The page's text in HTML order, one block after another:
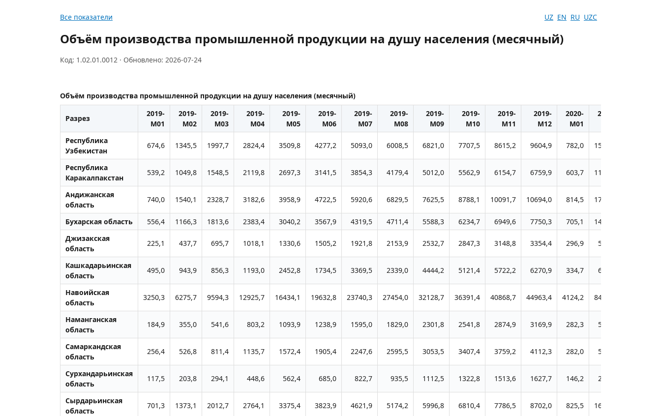
Все показатели UZ EN RU UZC
Объём производства промышленной продукции на душу населения (месячный)
Код: 1.02.01.0012 · Обновлено: 2026-07-24
Объём производства промышленной продукции на душу населения (месячный)
Разрез
2019-
M01
2019-
M02
2019-
M03
2019-
M04
2019-
M05
2019-
M06
2019-
M07
2019-
M08
2019-
M09
2019-
M10
2019-
M11
2019-
M12
2020-
M01
2020-
Республика
Узбекистан
674,6 1345,5 1997,7 2824,4 3509,8 4277,2 5093,0 6008,5 6821,0 7707,5 8615,2 9604,9 782,0 1534,6
Республика
Каракалпакстан
539,2 1049,8 1548,5 2119,8 2697,3 3141,5 3854,3 4179,4 5012,0 5562,9 6154,7 6759,9 603,7 1156,9
Андижанская
область
740,0 1540,1 2328,7 3182,6 3958,9 4722,5 5920,6 6829,5 7625,5 8788,1 10091,7 10694,0 814,5 1739,4
Бухарская область 556,4 1166,3 1813,6 2383,4 3040,2 3567,9 4319,5 4711,4 5588,3 6234,7 6949,6 7750,3 705,1 1437,4
Джизакская
область
225,1 437,7 695,7 1018,1 1330,6 1505,2 1921,8 2153,9 2532,7 2847,3 3148,8 3354,4 296,9 569,9
Кашкадарьинская
область
495,0 943,9 856,3 1193,0 2452,8 1734,5 3369,5 2339,0 4444,2 5121,4 5722,2 6270,9 334,7 639,1
Навоийская
область
3250,3 6275,7 9594,3 12925,7 16434,1 19632,8 23740,3 27454,0 32128,7 36391,4 40868,7 44963,4 4124,2 8419,3
Наманганская
область
184,9 355,0 541,6 803,2 1093,9 1238,9 1595,0 1829,0 2301,8 2541,8 2874,9 3169,9 282,3 586,9
Самаркандская
область
256,4 526,8 811,4 1135,7 1572,4 1905,4 2247,6 2595,5 3053,5 3407,4 3759,2 4112,3 282,0 571,3
Сурхандарьинская
область
117,5 203,8 294,1 448,6 562,4 685,0 822,7 935,5 1112,5 1322,8 1513,6 1627,7 146,2 275,6
Сырдарьинская
область
701,3 1373,1 2012,7 2764,1 3375,4 3823,9 4621,9 5174,2 5996,8 6810,4 7786,5 8702,0 825,5 1665,6